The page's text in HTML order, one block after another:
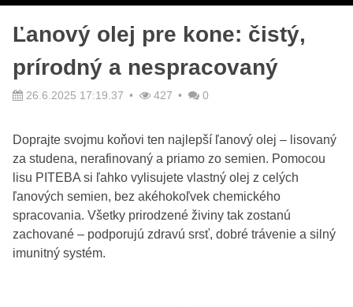
Ľanový olej pre kone: čistý,
prírodný a nespracovaný
26.6.2025 17:19.37 427 0
Doprajte svojmu koňovi ten najlepší ľanový olej – lisovaný
za studena, nerafinovaný a priamo zo semien. Pomocou
lisu PITEBA si ľahko vylisujete vlastný olej z celých
ľanových semien, bez akéhokoľvek chemického
spracovania. Všetky prirodzené živiny tak zostanú
zachované – podporujú zdravú srsť, dobré trávenie a silný
imunitný systém.